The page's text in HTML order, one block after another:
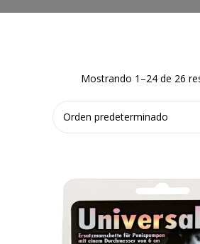
Mostrando 1–24 de 26